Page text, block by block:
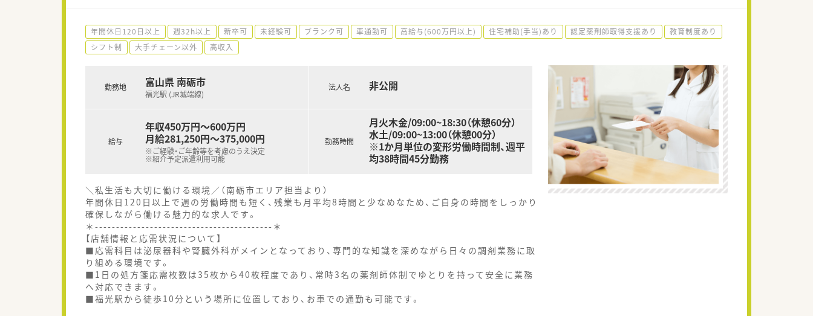
年間休日120日以上 週32h以上 新卒可 未経験可 ブランク可 車通勤可 高給与(600万円以上) 住宅補助(手当)あり 認定薬剤師取得支援あり
教育制度あり
シフト制
大手チェーン以外 高収入
勤務地 富山県 南砺市
福光駅 (JR城端線)
給与
年収450万円～600万円
月給281,250円～375,000円
※ご経験・ご年齢等を考慮のうえ決定
※紹介予定派遣利用可能
法人名 非公開
勤務時間
月火木金/09:00~18:30（休憩60分）
水土/09:00~13:00（休憩00分）
※1か月単位の変形労働時間制、週平
均38時間45分勤務
＼私生活も大切に働ける環境／（南砺市エリア担当より）
年間休日120日以上で週の労働時間も短く、残業も月平均8時間と少なめなため、ご自身の時間をしっかり
確保しながら働ける魅力的な求人です。
＊------------------------------------------＊
【店舗情報と応需状況について】
■応需科目は泌尿器科や腎臓外科がメインとなっており、専門的な知識を深めながら日々の調剤業務に取
り組める環境です。
■1日の処方箋応需枚数は35枚から40枚程度であり、常時3名の薬剤師体制でゆとりを持って安全に業務
へ対応できます。
■福光駅から徒歩10分という場所に位置しており、お車での通勤も可能です。